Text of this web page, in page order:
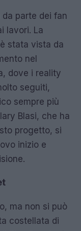
parte dei fan
lavori. La
stata vista da
nel
dove i reality
seguiti,
sempre più
Blasi, che ha
progetto, si
inizio e
ma non si può
costellata di